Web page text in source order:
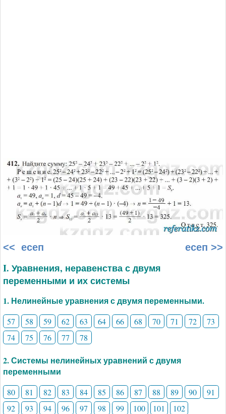
<< есеп есеп >>
I. Уравнения, неравенства с двумя
переменными и их системы
1. Нелинейные уравнения с двумя переменными.
57 58 59 62 63 64 66 68 70 71 72
73
74
75 76 77 78
2. Системы нелинейных уравнений с двумя
переменными
80 81 82 83 84 85 86 87 88 89 90
91
92
93 94 96 97 98 99 100 101 102